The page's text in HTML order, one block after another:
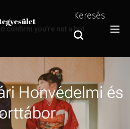
Keresés
Honvédelmi és